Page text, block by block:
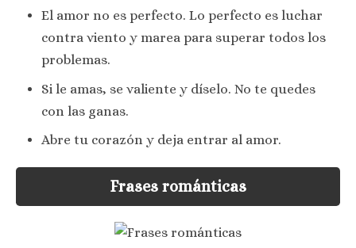
El amor no es perfecto. Lo perfecto es luchar
contra viento y marea para superar todos los
problemas.
Si le amas, se valiente y díselo. No te quedes
con las ganas.
Abre tu corazón y deja entrar al amor.
Frases románticas